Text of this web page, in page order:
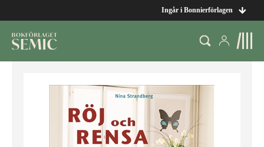
Ingår i Bonnierförlagen